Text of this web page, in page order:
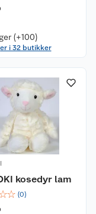
(+100)
i 32 butikker
kosedyr lam
☆ (0)